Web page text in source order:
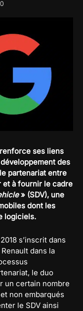
ses liens
des
partenariat entre
et à fournir le cadre
» (SDV), une
dont les
logiciels.
s’inscrit dans
dans la
le duo
un certain nombre
non embarqués
le SDV ainsi